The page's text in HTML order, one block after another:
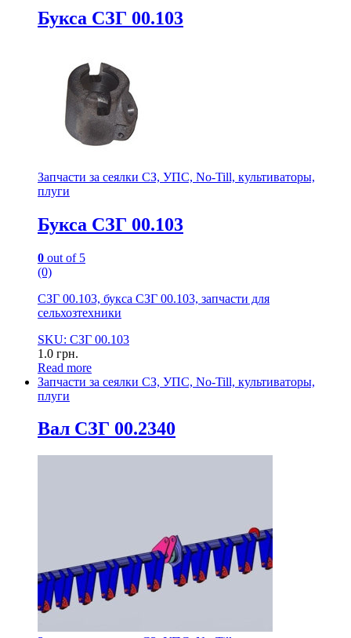
Букса СЗГ 00.103
Запчасти за сеялки СЗ, УПС, No-Till, культиваторы,
плуги
Букса СЗГ 00.103
0 out of 5
(0)
СЗГ 00.103, букса СЗГ 00.103, запчасти для
сельхозтехники
SKU: СЗГ 00.103
1.0 грн.
Read more
Запчасти за сеялки СЗ, УПС, No-Till, культиваторы,
плуги
Вал СЗГ 00.2340